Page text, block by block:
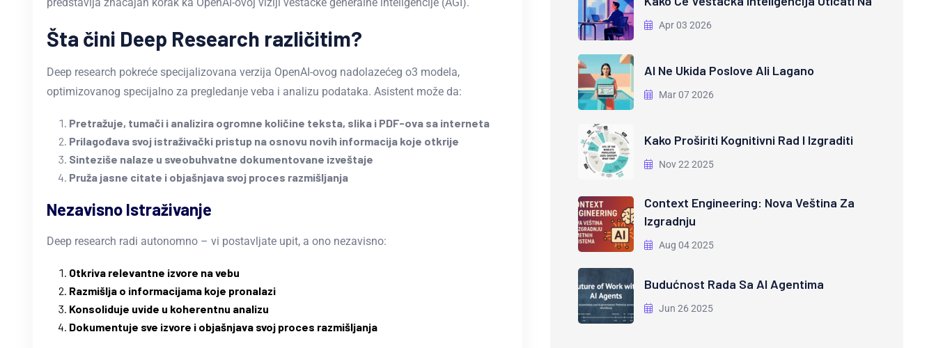
Šta čini Deep Research različitim?
Deep research pokreće specijalizovana verzija OpenAI-ovog nadolazećeg o3 modela,
optimizovanog specijalno za pregledanje veba i analizu podataka. Asistent može da:
Pretražuje, tumači i analizira ogromne količine teksta, slika i PDF-ova sa interneta
Prilagođava svoj istraživački pristup na osnovu novih informacija koje otkrije
Sinteziše nalaze u sveobuhvatne dokumentovane izveštaje
Pruža jasne citate i objašnjava svoj proces razmišljanja
Nezavisno Istraživanje
Deep research radi autonomno – vi postavljate upit, a ono nezavisno:
Otkriva relevantne izvore na vebu
Razmišlja o informacijama koje pronalazi
Konsoliduje uvide u koherentnu analizu
Dokumentuje sve izvore i objašnjava svoj proces razmišljanja
Apr 03 2026
AI Ne Ukida Poslove Ali Lagano
Mar 07 2026
Kako Proširiti Kognitivni Rad I Izgraditi
Nov 22 2025
Context Engineering: Nova Veština Za
Izgradnju
Aug 04 2025
Budućnost Rada Sa AI Agentima
Jun 26 2025